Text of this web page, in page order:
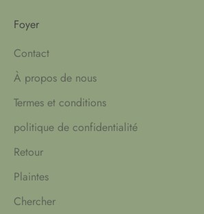
Foyer
Contact
À propos de nous
Termes et conditions
politique de confidentialité
Retour
Plaintes
Chercher